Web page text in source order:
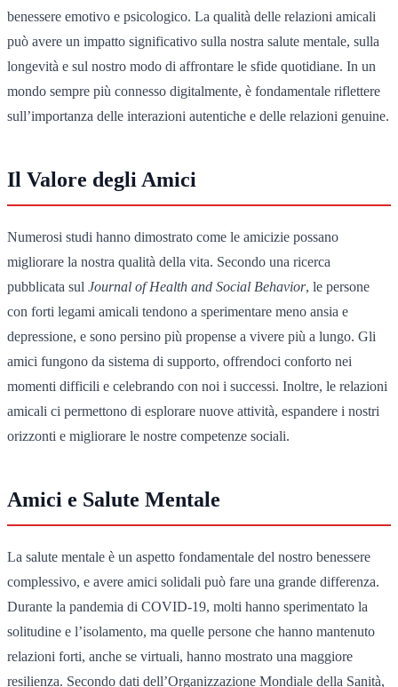
benessere emotivo e psicologico. La qualità delle relazioni amicali
può avere un impatto significativo sulla nostra salute mentale, sulla
longevità e sul nostro modo di affrontare le sfide quotidiane. In un
mondo sempre più connesso digitalmente, è fondamentale riflettere
sull’importanza delle interazioni autentiche e delle relazioni genuine.
Il Valore degli Amici
Numerosi studi hanno dimostrato come le amicizie possano
migliorare la nostra qualità della vita. Secondo una ricerca
pubblicata sul Journal of Health and Social Behavior, le persone
con forti legami amicali tendono a sperimentare meno ansia e
depressione, e sono persino più propense a vivere più a lungo. Gli
amici fungono da sistema di supporto, offrendoci conforto nei
momenti difficili e celebrando con noi i successi. Inoltre, le relazioni
amicali ci permettono di esplorare nuove attività, espandere i nostri
orizzonti e migliorare le nostre competenze sociali.
Amici e Salute Mentale
La salute mentale è un aspetto fondamentale del nostro benessere
complessivo, e avere amici solidali può fare una grande differenza.
Durante la pandemia di COVID-19, molti hanno sperimentato la
solitudine e l’isolamento, ma quelle persone che hanno mantenuto
relazioni forti, anche se virtuali, hanno mostrato una maggiore
resilienza. Secondo dati dell’Organizzazione Mondiale della Sanità,